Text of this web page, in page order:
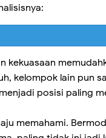
kekuasaan
kelompok lain pun
posisi paling
memahami.